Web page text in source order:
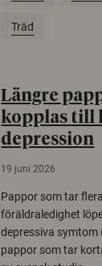
Träd
Längre
kopplas till
depression
19 juni 2026
Pappor som tar
föräldraledighet
depressiva symtom
pappor som tar